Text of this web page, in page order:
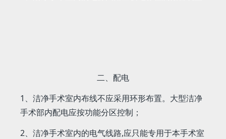
二、配电
1、洁净手术室内布线不应采用环形布置。大型洁净
手术部内配电应按功能分区控制；
2、洁净手术室内的电气线路,应只能专用于本手术室